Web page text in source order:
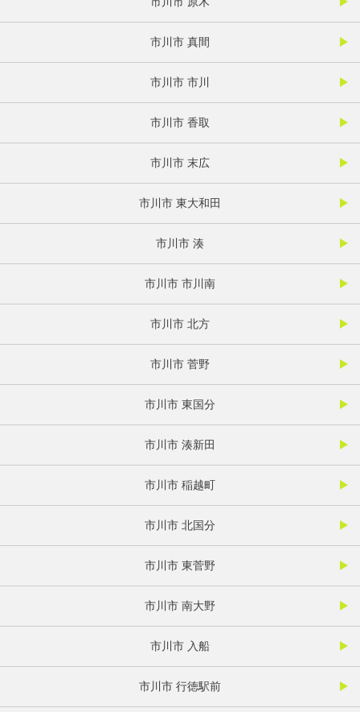
市川市 真間
市川市 市川
市川市 香取
市川市 末広
市川市 東大和田
市川市 湊
市川市 市川南
市川市 北方
市川市 菅野
市川市 東国分
市川市 湊新田
市川市 稲越町
市川市 北国分
市川市 東菅野
市川市 南大野
市川市 入船
市川市 行徳駅前